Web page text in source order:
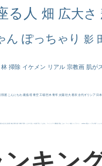
る人 畑 広大さ
ん ぽっちゃり 影
林 掃除 イケメン リアル 宗教画 肌が
部屋 こんにちわ 素描 塔 青空 工場 巨木 青年 太陽 壮大 着衣 古代ギリシア 日
覗き込む顔 設計図 挿絵 群衆 親子 裸婦 可愛い ピサロ ＃名画で学ぶ「たるみ」 ニーソックス 躍動感 黄色 こわい コート 畦道 レンブラント・ sekkusu 暖かい バブみ 靴下 ショッ